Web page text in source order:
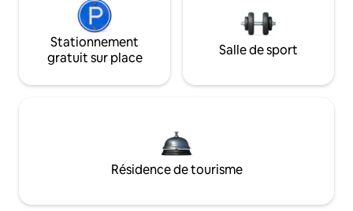
Stationnement
gratuit sur place
Salle de sport
Résidence de tourisme